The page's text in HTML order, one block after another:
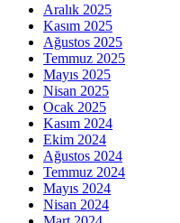
Aralık 2025
Kasım 2025
Ağustos 2025
Temmuz 2025
Mayıs 2025
Nisan 2025
Ocak 2025
Kasım 2024
Ekim 2024
Ağustos 2024
Temmuz 2024
Mayıs 2024
Nisan 2024